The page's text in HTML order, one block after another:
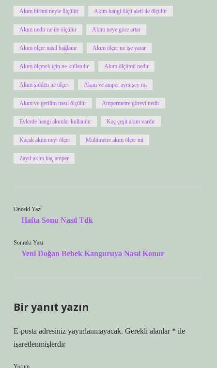
Akım birimi neyle ölçülür Akım hangi ölçü aleti ile ölçülür
Akım nedir ne ile ölçülür Akım neye göre artar
Akım ölçer nasıl bağlanır Akım ölçer ne işe yarar
Akım ölçmek için ne kullanılır Akım ölçümü nedir
Akım şiddeti ne ölçer Akım ve amper aynı şey mi
Akım ve gerilim nasıl ölçülür Ampermetre görevi nedir
Evlerde hangi akımlar kullanılır Kaç çeşit akım vardır
Kaçak akım neyi ölçer Multimetre akım ölçer mi
Zayıf akım kaç amper
Önceki Yazı
Hafta Sonu Nasıl Tdk
Sonraki Yazı
Yeni Doğan Bebek Kanguruya Nasıl Konur
Bir yanıt yazın
E-posta adresiniz yayınlanmayacak. Gerekli alanlar * ile
işaretlenmişlerdir
Yorum